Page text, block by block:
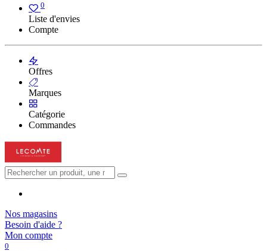
0
Liste d'envies
Compte
Offres
Marques
Catégorie
Commandes
Nos magasins
Besoin d'aide ?
Mon compte
0